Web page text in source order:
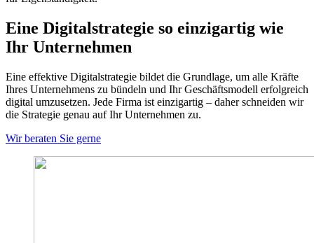
Eine Digitalstrategie so einzigartig wie
Ihr Unternehmen
Eine effektive Digitalstrategie bildet die Grundlage, um alle Kräfte
Ihres Unternehmens zu bündeln und Ihr Geschäftsmodell erfolgreich
digital umzusetzen. Jede Firma ist einzigartig – daher schneiden wir
die Strategie genau auf Ihr Unternehmen zu.
Wir beraten Sie gerne